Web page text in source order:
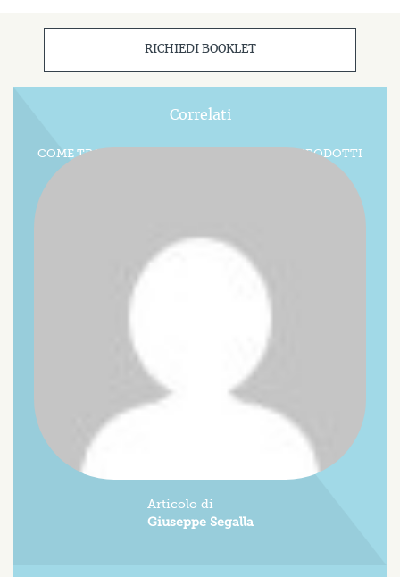
RICHIEDI BOOKLET
Correlati
COME TROVARE NUOVI CLIENTI PER I TUOI PRODOTTI
Articolo di
Giuseppe Segalla